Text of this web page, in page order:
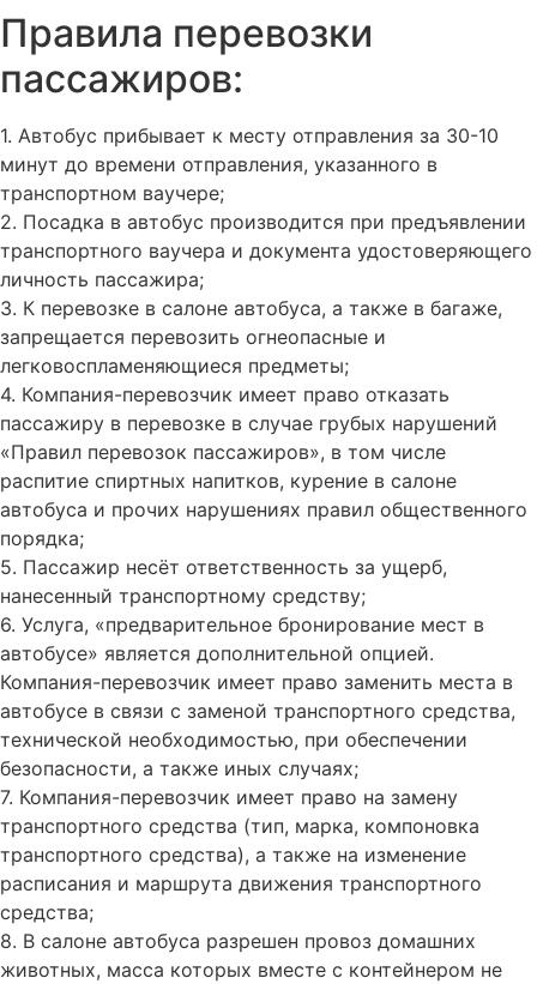
Правила перевозки
пассажиров:
1. Автобус прибывает к месту отправления за 30-10
минут до времени отправления, указанного в
транспортном ваучере;
2. Посадка в автобус производится при предъявлении
транспортного ваучера и документа удостоверяющего
личность пассажира;
3. К перевозке в салоне автобуса, а также в багаже,
запрещается перевозить огнеопасные и
легковоспламеняющиеся предметы;
4. Компания-перевозчик имеет право отказать
пассажиру в перевозке в случае грубых нарушений
«Правил перевозок пассажиров», в том числе
распитие спиртных напитков, курение в салоне
автобуса и прочих нарушениях правил общественного
порядка;
5. Пассажир несёт ответственность за ущерб,
нанесенный транспортному средству;
6. Услуга, «предварительное бронирование мест в
автобусе» является дополнительной опцией.
Компания-перевозчик имеет право заменить места в
автобусе в связи с заменой транспортного средства,
технической необходимостью, при обеспечении
безопасности, а также иных случаях;
7. Компания-перевозчик имеет право на замену
транспортного средства (тип, марка, компоновка
транспортного средства), а также на изменение
расписания и маршрута движения транспортного
средства;
8. В салоне автобуса разрешен провоз домашних
животных, масса которых вместе с контейнером не